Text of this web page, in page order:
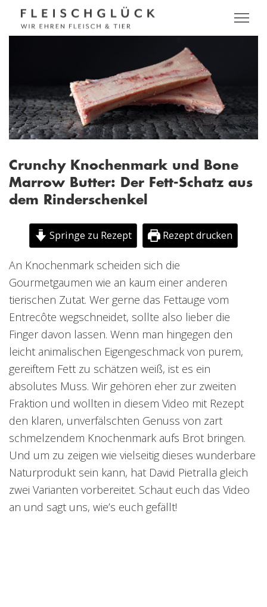
Crunchy Knochenmark und Bone
Marrow Butter: Der Fett-Schatz aus
dem Rinderschenkel
Springe zu Rezept Rezept drucken
An Knochenmark scheiden sich die
Gourmetgaumen wie an kaum einer anderen
tierischen Zutat. Wer gerne das Fettauge vom
Entrecôte wegschneidet, sollte also lieber die
Finger davon lassen. Wenn man hingegen den
leicht animalischen Eigengeschmack von purem,
gereiftem Fett zu schätzen weiß, ist es ein
absolutes Muss. Wir gehören eher zur zweiten
Fraktion und wollten in diesem Video mit Rezept
den klaren, unverfälschten Genuss von zart
schmelzendem Knochenmark aufs Brot bringen.
Und um zu zeigen wie vielseitig dieses wunderbare
Naturprodukt sein kann, hat David Pietralla gleich
zwei Varianten vorbereitet. Schaut euch das Video
an und sagt uns, wie’s euch gefällt!